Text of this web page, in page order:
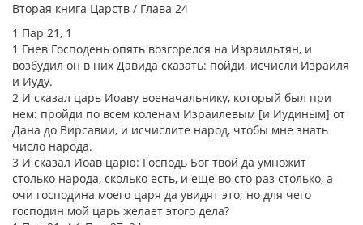
Вторая книга Царств / Глава 24
1 Пар 21, 1
1 Гнев Господень опять возгорелся на Израильтян, и
возбудил он в них Давида сказать: пойди, исчисли Израиля
и Иуду.
2 И сказал царь Иоаву военачальнику, который был при
нем: пройди по всем коленам Израилевым [и Иудиным] от
Дана до Вирсавии, и исчислите народ, чтобы мне знать
число народа.
3 И сказал Иоав царю: Господь Бог твой да умножит
столько народа, сколько есть, и еще во сто раз столько, а
очи господина моего царя да увидят это; но для чего
господин мой царь желает этого дела?